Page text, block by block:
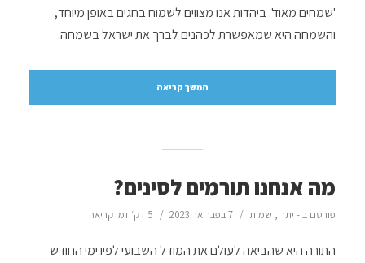
'שמחים מאוד'. ביהדות אנו מצווים לשמוח בחגים באופן מיוחד,
והשמחה היא שמאפשרת לכהנים לברך את ישראל בשמחה.
המשך קריאה
מה אנחנו תורמים לסינים?
פורסם ב - יתרו, שמות 7 בפברואר 2023 5 דק׳ זמן קריאה
התורה היא שהביאה לעולם את המודל השבועי לפיו ימי החודש